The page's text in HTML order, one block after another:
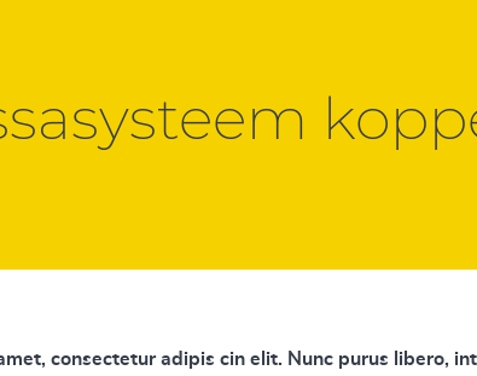
consectetur adipis cin elit. Nunc purus libero,